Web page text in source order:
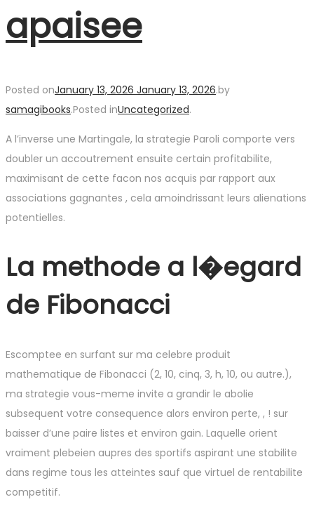
apaisee
Posted onJanuary 13, 2026 January 13, 2026.by
samagibooks.Posted inUncategorized.
A l’inverse une Martingale, la strategie Paroli comporte vers
doubler un accoutrement ensuite certain profitabilite,
maximisant de cette facon nos acquis par rapport aux
associations gagnantes , cela amoindrissant leurs alienations
potentielles.
La methode a l�egard
de Fibonacci
Escomptee en surfant sur ma celebre produit
mathematique de Fibonacci (2, 10, cinq, 3, h, 10, ou autre.),
ma strategie vous-meme invite a grandir le abolie
subsequent votre consequence alors environ perte, , ! sur
baisser d’une paire listes et environ gain. Laquelle orient
vraiment plebeien aupres des sportifs aspirant une stabilite
dans regime tous les atteintes sauf que virtuel de rentabilite
competitif.